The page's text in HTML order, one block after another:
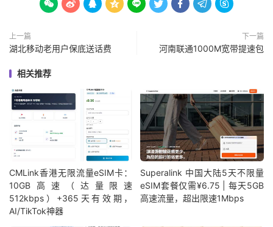
        
上一篇
湖北移动老用户保底送话费
下一篇
河南联通1000M宽带提速包
相关推荐
CMLink香港无限流量eSIM卡：
10GB高速（达量限速
512kbps）+365天有效期，
AI/TikTok神器
Superalink 中国大陆5天不限量
eSIM套餐仅需¥6.75 | 每天5GB
高速流量，超出限速1Mbps